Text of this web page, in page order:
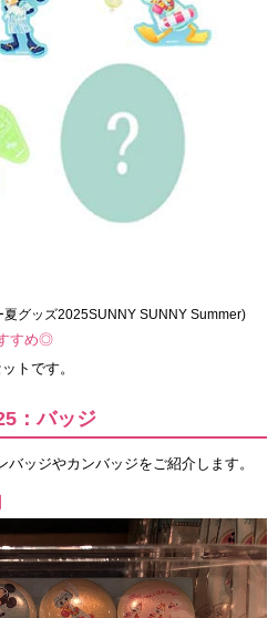
グッズ2025SUNNY SUNNY Summer)
すめ◎
トです。
：バッジ
ッジやカンバッジをご紹介します。